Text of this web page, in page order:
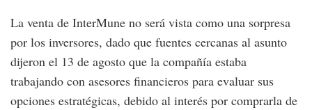
La venta de InterMune no será vista como una sorpresa
por los inversores, dado que fuentes cercanas al asunto
dijeron el 13 de agosto que la compañía estaba
trabajando con asesores financieros para evaluar sus
opciones estratégicas, debido al interés por comprarla de